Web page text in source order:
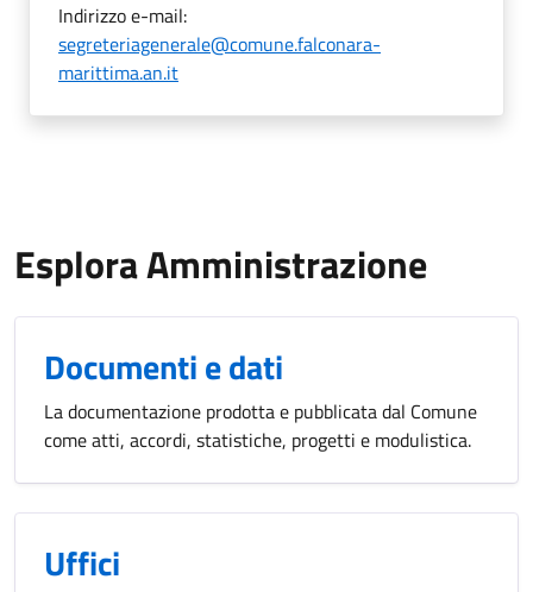
Indirizzo e-mail:
segreteriagenerale@comune.falconara-
marittima.an.it
Esplora Amministrazione
Documenti e dati
La documentazione prodotta e pubblicata dal Comune
come atti, accordi, statistiche, progetti e modulistica.
Uffici